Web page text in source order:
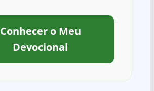
Conhecer o Meu
Devocional